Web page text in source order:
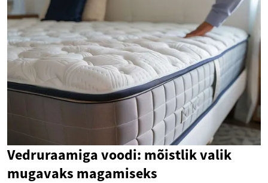
Vedruraamiga voodi: mõistlik valik
mugavaks magamiseks